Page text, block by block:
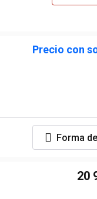
Precio con
Forma
20